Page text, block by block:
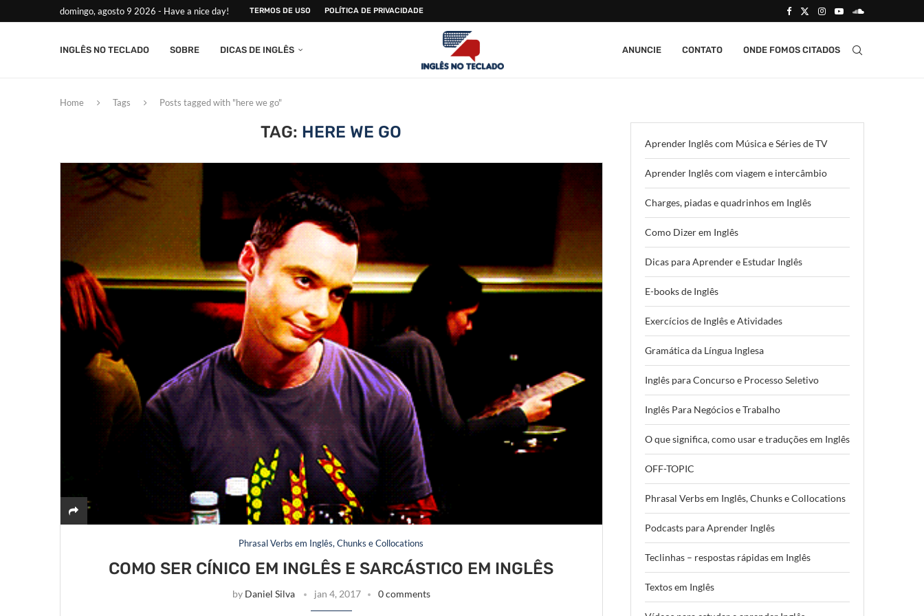
domingo, agosto 9 2026 - Have a nice day! TERMOS DE USO POLÍTICA DE PRIVACIDADE
INGLÊS NO TECLADO SOBRE DICAS DE INGLÊS ANUNCIE CONTATO ONDE FOMOS CITADOS
Home Tags Posts tagged with "here we go"
TAG: HERE WE GO
Phrasal Verbs em Inglês, Chunks e Collocations
COMO SER CÍNICO EM INGLÊS E SARCÁSTICO EM INGLÊS
by Daniel Silva jan 4, 2017 0 comments
Aprender Inglês com Música e Séries de TV
Aprender Inglês com viagem e intercâmbio
Charges, piadas e quadrinhos em Inglês
Como Dizer em Inglês
Dicas para Aprender e Estudar Inglês
E-books de Inglês
Exercícios de Inglês e Atividades
Gramática da Língua Inglesa
Inglês para Concurso e Processo Seletivo
Inglês Para Negócios e Trabalho
O que significa, como usar e traduções em Inglês
OFF-TOPIC
Phrasal Verbs em Inglês, Chunks e Collocations
Podcasts para Aprender Inglês
Teclinhas – respostas rápidas em Inglês
Textos em Inglês